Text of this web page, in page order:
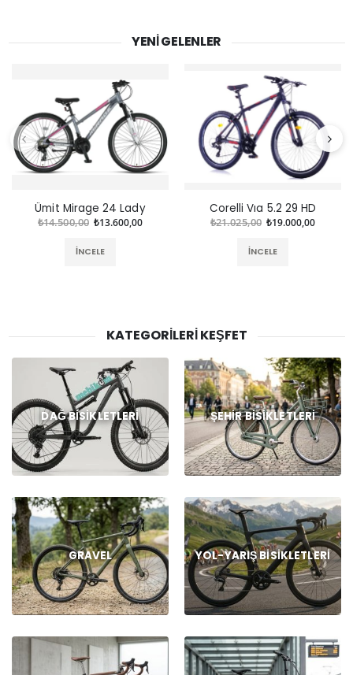
YENI GELENLER
Ümit Mirage 24 Lady
₺14.500,00 ₺13.600,00
İNCELE
Corelli Vıa 5.2 29 HD
₺21.025,00 ₺19.000,00
İNCELE
KATEGORILERI KEŞFET
DAĞ BISIKLETLERI ŞEHIR BISIKLETLERI
GRAVEL YOL-YARIŞ BISIKLETLERI